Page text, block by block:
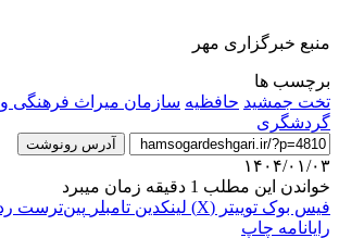
منبع خبرگزاری مهر
برچسب ها
تخت جمشید حافظیه سازمان میراث فرهنگی
گردشگری
آدرس رونوشت
۱۴۰۴/۰۱/۰۳
خواندن این مطلب 1 دقیقه زمان میبرد
فیس بوک توییتر (X) لینکدین ‫تامبلر ‫پین‌ترست
رایانامه چاپ